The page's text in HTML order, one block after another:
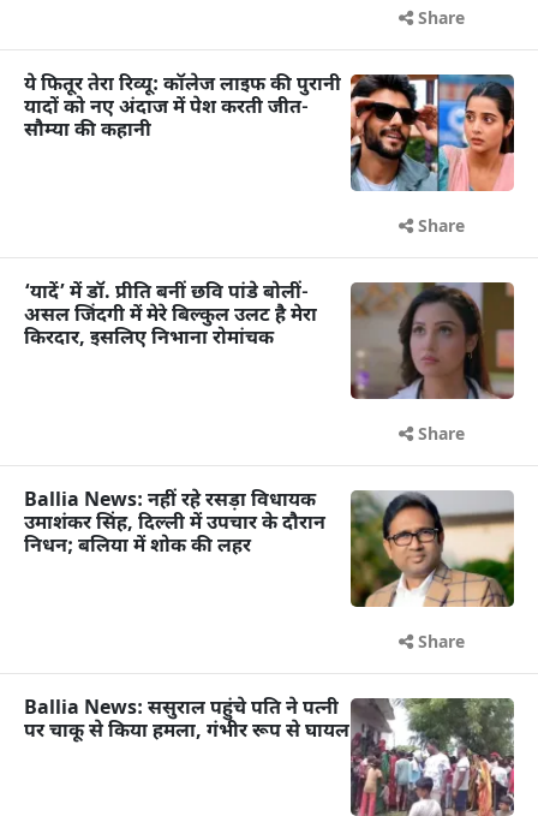
Share
ये फितूर तेरा रिव्यू: कॉलेज लाइफ की पुरानी
यादों को नए अंदाज में पेश करती जीत-
सौम्या की कहानी
Share
‘यादें’ में डॉ. प्रीति बनीं छवि पांडे बोलीं-
असल जिंदगी में मेरे बिल्कुल उलट है मेरा
किरदार, इसलिए निभाना रोमांचक
Share
Ballia News: नहीं रहे रसड़ा विधायक
उमाशंकर सिंह, दिल्ली में उपचार के दौरान
निधन; बलिया में शोक की लहर
Share
Ballia News: ससुराल पहुंचे पति ने पत्नी
पर चाकू से किया हमला, गंभीर रूप से घायल